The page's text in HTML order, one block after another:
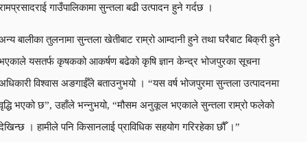
गाउँपालिकामा सुन्तला बढी उत्पादन हुने गर्दछ ।
बालीका तुलनामा सुन्तला खेतीबाट राम्रो आम्दानी हुने तथा घरैबाट बिक्री हुने
यसतर्फ कृषकको आकर्षण बढेको कृषि ज्ञान केन्द्र भोजपुरका सूचना
विश्वास अङगाईँले बताउनुभयो । “यस वर्ष भोजपुरमा सुन्तला उत्पादनमा
भएको छ”, उहाँले भन्नुभयो, “मौसम अनुकूल भएकाले सुन्तला राम्रो फलेको
। हामीले पनि किसानलाई प्राविधिक सहयोग गरिरहेका छौँ ।”